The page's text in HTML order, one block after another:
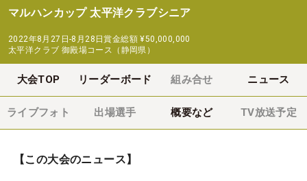
マルハンカップ 太平洋クラブシニア
2022年8月27日-8月28日賞金総額 ¥50,000,000
太平洋クラブ 御殿場コース（静岡県）
大会TOP リーダーボード 組み合せ ニュース
ライブフォト 出場選手 概要など TV放送予定
【この大会のニュース】